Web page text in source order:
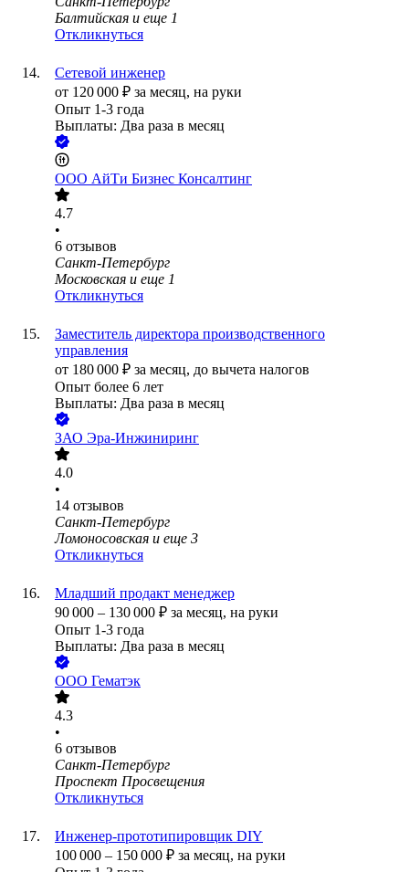
Балтийская и еще 1
Откликнуться
Сетевой инженер
от 120 000 ₽ за месяц, на руки
Опыт 1-3 года
Выплаты: Два раза в месяц
ООО АйТи Бизнес Консалтинг
4.7
•
6 отзывов
Санкт-Петербург
Московская и еще 1
Откликнуться
Заместитель директора производственного
управления
от 180 000 ₽ за месяц, до вычета налогов
Опыт более 6 лет
Выплаты: Два раза в месяц
ЗАО Эра-Инжиниринг
4.0
•
14 отзывов
Санкт-Петербург
Ломоносовская и еще 3
Откликнуться
Младший продакт менеджер
90 000 – 130 000 ₽ за месяц, на руки
Опыт 1-3 года
Выплаты: Два раза в месяц
ООО Гематэк
4.3
•
6 отзывов
Санкт-Петербург
Проспект Просвещения
Откликнуться
Инженер-прототипировщик DIY
100 000 – 150 000 ₽ за месяц, на руки